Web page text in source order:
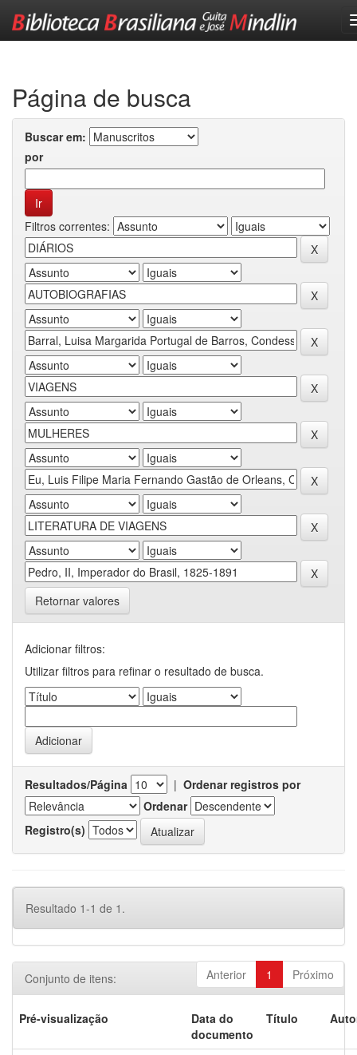
Página de busca
Buscar em:
por
Filtros correntes:
Retornar valores
Adicionar filtros:
Utilizar filtros para refinar o resultado de busca.
Resultados/Página | Ordenar registros por
Ordenar
Registro(s)
Resultado 1-1 de 1.
Anterior 1 Próximo
Conjunto de itens:
Pré-visualização
Data do
documento
Título